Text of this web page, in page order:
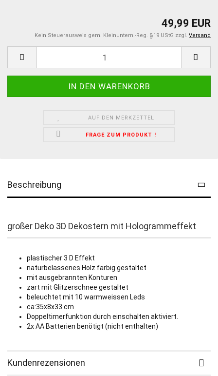
49,99 EUR
Kein Steuerausweis gem. Kleinuntern.-Reg. §19 UStG zzgl. Versand
AUF DEN MERKZETTEL
FRAGE ZUM PRODUKT !
Beschreibung
großer Deko 3D Dekostern mit Hologrammeffekt
plastischer 3 D Effekt
naturbelassenes Holz farbig gestaltet
mit ausgebrannten Konturen
zart mit Glitzerschnee gestaltet
beleuchtet mit 10 warmweissen Leds
ca:35x8x33 cm
Doppeltimerfunktion durch einschalten aktiviert.
2x AA Batterien benötigt (nicht enthalten)
Kundenrezensionen